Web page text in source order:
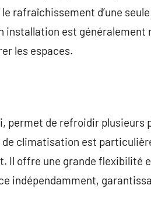
rafraîchissement d’une
installation est généralement
les espaces.
permet de refroidir plusieurs
climatisation est
Il offre une grande flexibilité
indépendamment,